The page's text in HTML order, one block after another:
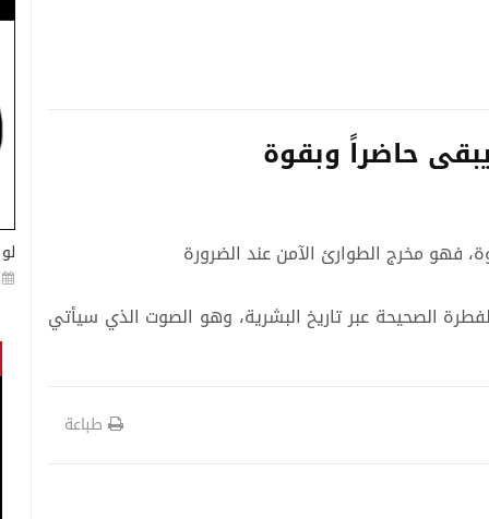
حاضراً وبقوة
فهو مخرج الطوارئ الآمن عند الضرورة
الصحيحة عبر تاريخ البشرية، وهو الصوت الذي سيأتي
طباعة